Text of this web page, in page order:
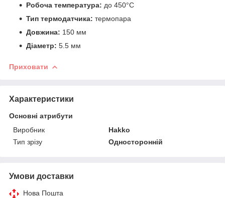
Робоча температура: до 450°C
Тип термодатчика: термопара
Довжина: 150 мм
Діаметр: 5.5 мм
Приховати
Характеристики
Основні атрибути
Виробник
Hakko
Тип зрізу
Односторонній
Умови доставки
Нова Пошта